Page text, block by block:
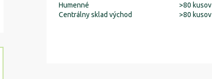
Humenné
>80 kusov
Centrálny sklad východ
>80 kusov